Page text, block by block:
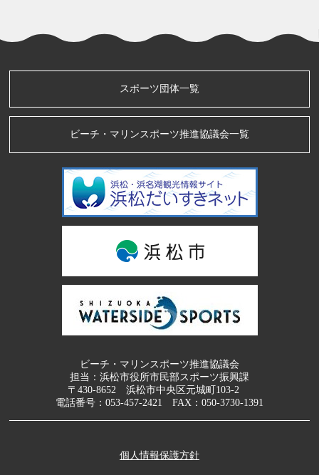
スポーツ団体一覧
ビーチ・マリンスポーツ推進協議会一覧
ビーチ・マリンスポーツ推進協議会
担当：浜松市役所市民部スポーツ振興課
〒430-8652 浜松市中央区元城町103-2
電話番号： 053-457-2421 FAX：050-3730-1391
個人情報保護方針